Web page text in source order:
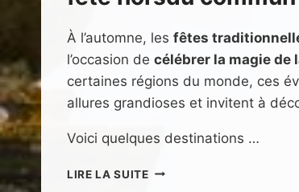
À l’automne, les fêtes
l’occasion de célébrer la magie de
certaines régions du monde, ces
allures grandioses et invitent à
Voici quelques destinations …
LIRE LA SUITEOCTOBRE-